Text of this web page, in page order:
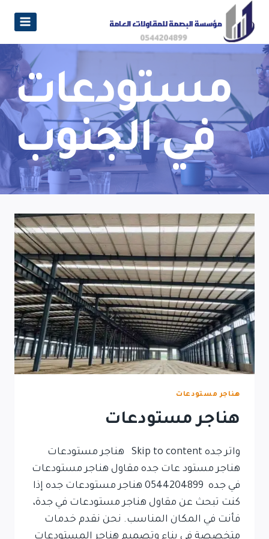
مستودعات
في الجنوب
هناجر مستودعات
هناجر مستودعات
واتر جده Skip to content هناجر مستودعات
هناجر مستود عات جده مقاول هناجر مستودعات
في جده 0544204899 هناجر مستودعات جده إذا
كنت تبحث عن مقاول هناجر مستودعات في جدة،
فأنت في المكان المناسب. نحن نقدم خدمات
متخصصة في بناء وتصميم هناجر المستودعات